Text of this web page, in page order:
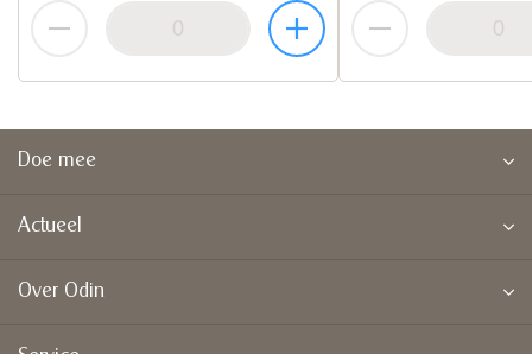
Doe mee
Actueel
Over Odin